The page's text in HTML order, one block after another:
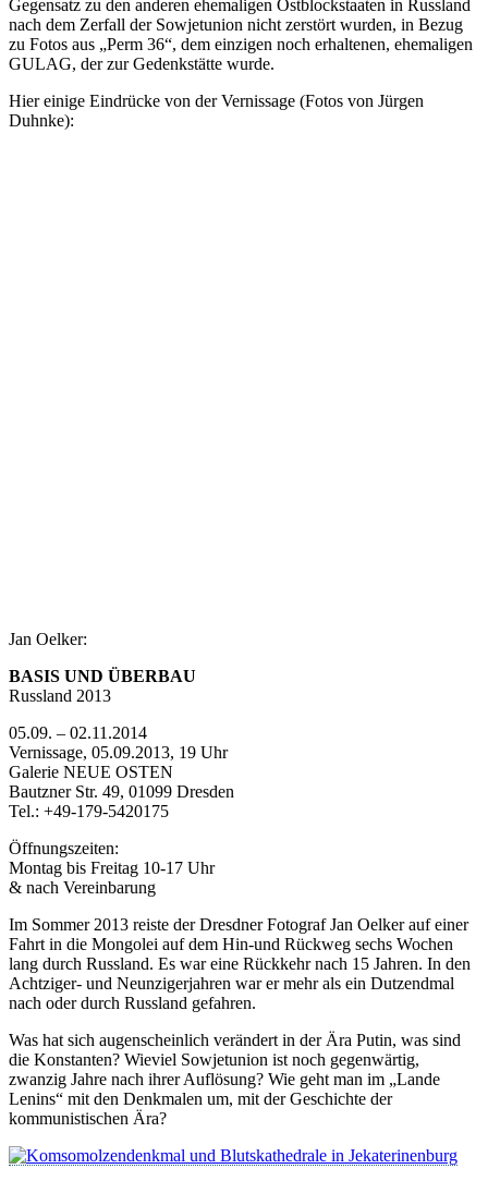
Gegensatz zu den anderen ehemaligen Ostblockstaaten in Russland
nach dem Zerfall der Sowjetunion nicht zerstört wurden, in Bezug
zu Fotos aus „Perm 36“, dem einzigen noch erhaltenen, ehemaligen
GULAG, der zur Gedenkstätte wurde.
Hier einige Eindrücke von der Vernissage (Fotos von Jürgen
Duhnke):
Jan Oelker:
BASIS UND ÜBERBAU
Russland 2013
05.09. – 02.11.2014
Vernissage, 05.09.2013, 19 Uhr
Galerie NEUE OSTEN
Bautzner Str. 49, 01099 Dresden
Tel.: +49-179-5420175
Öffnungszeiten:
Montag bis Freitag 10-17 Uhr
& nach Vereinbarung
Im Sommer 2013 reiste der Dresdner Fotograf Jan Oelker auf einer
Fahrt in die Mongolei auf dem Hin-und Rückweg sechs Wochen
lang durch Russland. Es war eine Rückkehr nach 15 Jahren. In den
Achtziger- und Neunzigerjahren war er mehr als ein Dutzendmal
nach oder durch Russland gefahren.
Was hat sich augenscheinlich verändert in der Ära Putin, was sind
die Konstanten? Wieviel Sowjetunion ist noch gegenwärtig,
zwanzig Jahre nach ihrer Auflösung? Wie geht man im „Lande
Lenins“ mit den Denkmalen um, mit der Geschichte der
kommunistischen Ära?